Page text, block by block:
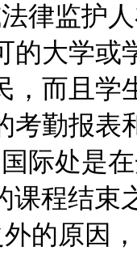
监护人
的大学或
，而且学
考勤报表
处是在
课程结束
的原因